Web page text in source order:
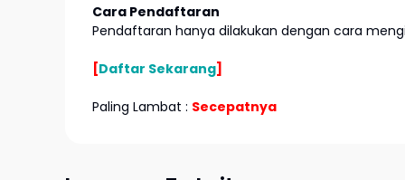
Cara Pendaftaran
Pendaftaran hanya dilakukan dengan cara
[Daftar Sekarang]
Paling Lambat : Secepatnya